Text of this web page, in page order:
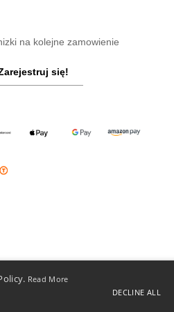
na kolejne zamowienie
się!
Read More
DECLINE ALL